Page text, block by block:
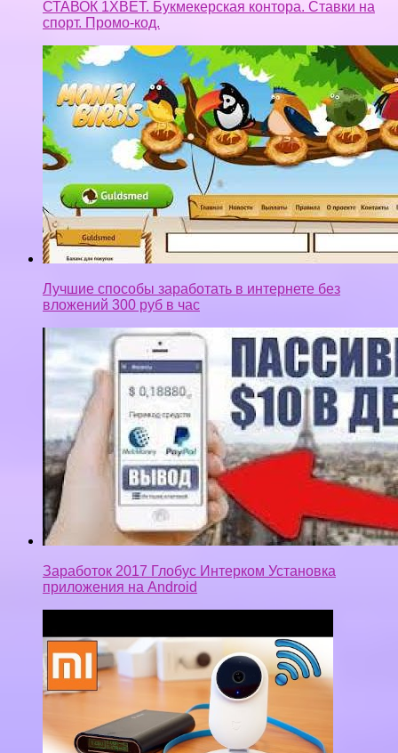
Лучшие способы заработать в интернете без
вложений 300 руб в час
Заработок 2017 Глобус Интерком Установка
приложения на Android
НОВАЯ WIFI IP КАМЕРА XIAOMI MIJIA 1080p.
ВИДЕОНАБЛЮДЕНИЕ БЕЗ ЗАМОРОЧЕК